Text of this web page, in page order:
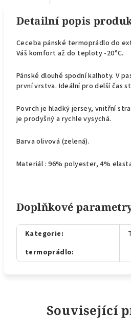
Detailní popis
Ceceba pánské termoprádlo do
Váš komfort až do teploty -20°C.
Pánské dlouhé spodní kalhoty. V
první vrstva. Ideální pro delší čas
Povrch je hladký jersey, vnitřní
je prodyšný a rychle vysychá.
Barva olivová (zelená).
Materiál : 96% polyester, 4%
Doplňkové
Kategorie:
termoprádlo:
Související